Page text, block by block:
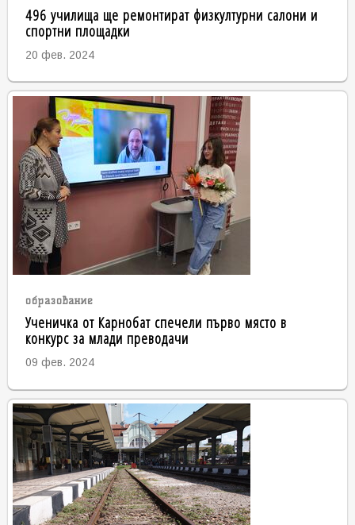
496 училища ще ремонтират физкултурни салони и
спортни площадки
20 фев. 2024
образование
Ученичка от Карнобат спечели първо място в
конкурс за млади преводачи
09 фев. 2024